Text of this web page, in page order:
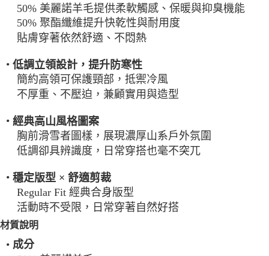
50% 美麗諾羊毛提供柔軟觸感、保暖與抑臭機能
50% 聚酯纖維提升快乾性與耐用度
貼膚穿著依然舒適、不悶熱
• 低調立領設計，提升防寒性
簡約高領可保護頸部，抵禦冷風
不厚重、不壓迫，兼顧實用與造型
• 經典高山風格圖案
胸前滑雪者圖樣，展現濃厚山系戶外氛圍
低調卻具辨識度，日常穿搭也毫不突兀
• 穩定版型 × 舒適剪裁
Regular Fit 經典合身版型
活動時不受限，日常穿著自然好搭
材質說明
• 成分